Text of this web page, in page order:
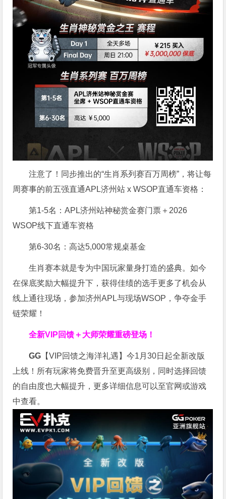
注意了！同步推出的“生肖系列赛百万周榜”，将让每
周赛事的前五强直通APL济州站 x WSOP直通车资格：
第1-5名：APL济州站神秘赏金赛门票＋2026
WSOP线下直通车资格
第6-30名：高达5,000常规桌基金
生肖赛本就是专为中国玩家量身打造的盛典。如今
在保底奖励大幅提升下，获得佳绩的选手更多了机会从
线上通往现场，参加济州APL与现场WSOP，争夺金手
链荣耀！
全新VIP回馈＋大师荣耀重磅登场！
GG 【VIP回馈之海洋礼遇】今1月30日起全新改版
上线！所有玩家将免费晋升至更高级别，同时选择回馈
的自由度也大幅提升，更多详细信息可以至官网或游戏
中查看。